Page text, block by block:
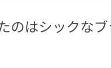
のはシックな